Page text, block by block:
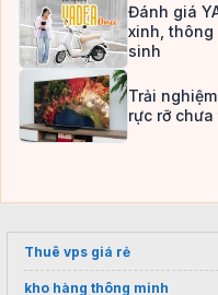
Đánh giá
xinh, thông
sinh
Trải
rực rỡ chưa
Thuê vps giá rẻ
kho hàng thông minh